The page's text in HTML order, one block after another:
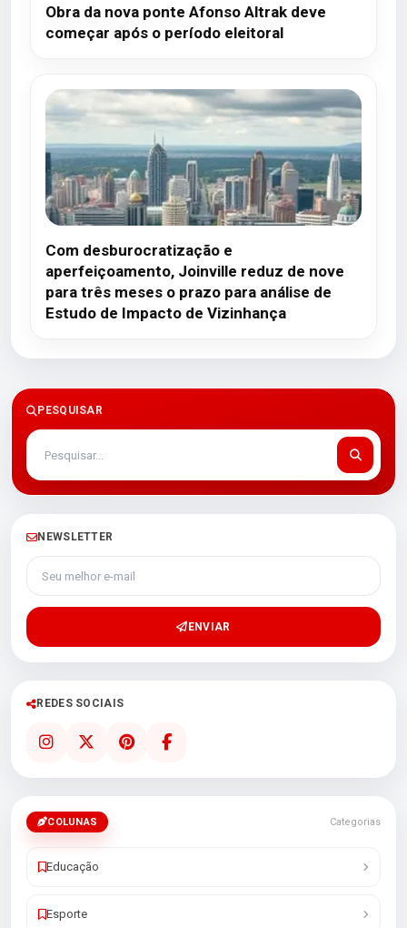
Obra da nova ponte Afonso Altrak deve
começar após o período eleitoral
Com desburocratização e
aperfeiçoamento, Joinville reduz de nove
para três meses o prazo para análise de
Estudo de Impacto de Vizinhança
PESQUISAR
NEWSLETTER
Seu melhor e-mail
ENVIAR
REDES SOCIAIS
COLUNAS Categorias
Educação
Esporte